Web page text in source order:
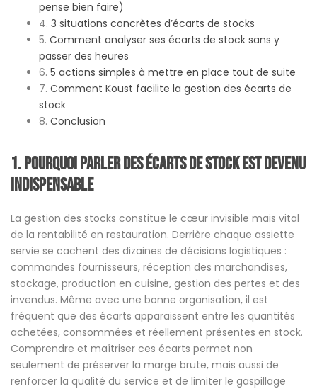
pense bien faire)
4. 3 situations concrètes d’écarts de stocks
5. Comment analyser ses écarts de stock sans y
passer des heures
6. 5 actions simples à mettre en place tout de suite
7. Comment Koust facilite la gestion des écarts de
stock
8. Conclusion
1. Pourquoi parler des écarts de stock est devenu
indispensable
La gestion des stocks constitue le cœur invisible mais vital
de la rentabilité en restauration. Derrière chaque assiette
servie se cachent des dizaines de décisions logistiques :
commandes fournisseurs, réception des marchandises,
stockage, production en cuisine, gestion des pertes et des
invendus. Même avec une bonne organisation, il est
fréquent que des écarts apparaissent entre les quantités
achetées, consommées et réellement présentes en stock.
Comprendre et maîtriser ces écarts permet non
seulement de préserver la marge brute, mais aussi de
renforcer la qualité du service et de limiter le gaspillage